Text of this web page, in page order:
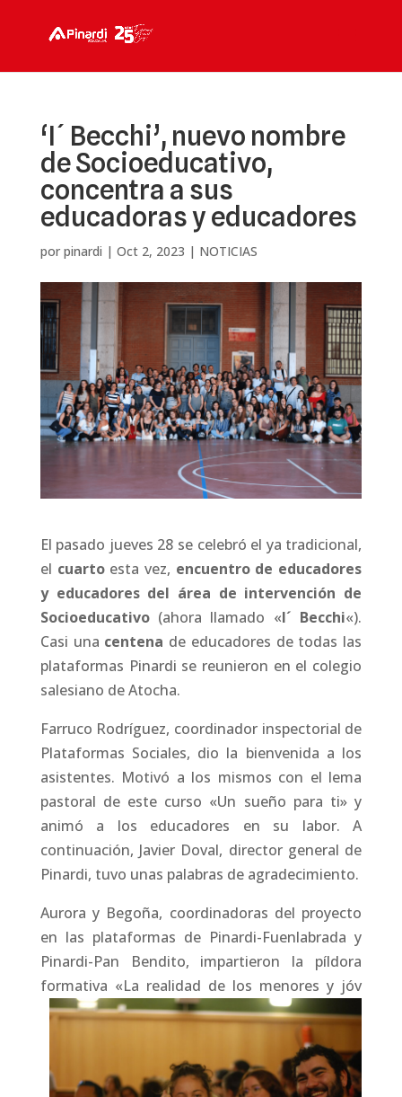
‘I´ Becchi’, nuevo nombre
de Socioeducativo,
concentra a sus
educadoras y educadores
por pinardi | Oct 2, 2023 | NOTICIAS
El pasado jueves 28 se celebró el ya tradicional,
el cuartoesta vez, encuentro de educadores
y educadores del área de intervención de
Socioeducativo(ahora llamado «I´ Becchi«).
Casi una centena de educadores de todas las
plataformas Pinardi se reunieron en el colegio
salesiano de Atocha.
Farruco Rodríguez, coordinador inspectorial de
Plataformas Sociales, dio la bienvenida a los
asistentes. Motivó a los mismos con el lema
pastoral de este curso «Un sueño para ti» y
animó a los educadores en su labor. A
continuación, Javier Doval, director general de
Pinardi, tuvo unas palabras de agradecimiento.
Aurora y Begoña, coordinadoras del proyecto
en las plataformas de Pinardi-Fuenlabrada y
Pinardi-Pan Bendito, impartieron la píldora
formativa «La realidad de los menores y jóv